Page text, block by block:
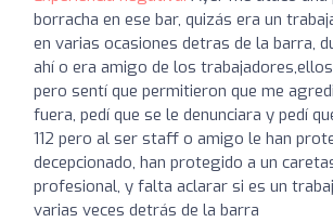
borracha en ese bar, quizás era un
en varias ocasiones detras de la barra,
ahí o era amigo de los
pero sentí que permitieron que me
fuera, pedí que se le denunciara y pedí
112 pero al ser staff o amigo le han
decepcionado, han protegido a un
profesional, y falta aclarar si es un
varias veces detrás de la barra